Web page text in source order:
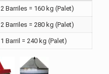
2 Barriles = 160 kg (Palet)
2 Barriles = 280 kg (Palet)
1 Barril = 240 kg (Palet)